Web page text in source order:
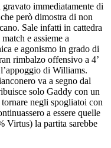
immediatamente di
però dimostra di non
Sale infatti in cattedra
e assieme a
e agonismo in grado di
rimbalzo offensivo a 4’
di Williams.
va a segno dal
solo Gaddy con un
negli spogliatoi con
a essere quelle
Virtus) la partita sarebbe